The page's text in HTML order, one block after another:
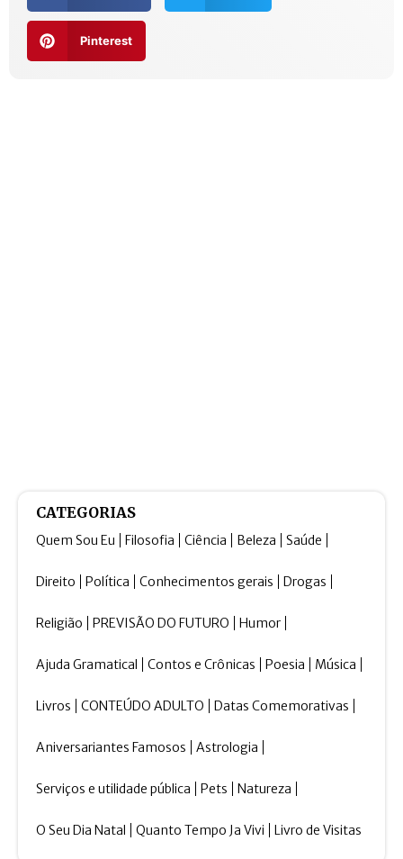
Pinterest
CATEGORIAS
Quem Sou Eu Filosofia Ciência Beleza Saúde
Direito Política Conhecimentos gerais Drogas
Religião PREVISÃO DO FUTURO Humor
Ajuda Gramatical Contos e Crônicas Poesia Música
Livros CONTEÚDO ADULTO Datas Comemorativas
Aniversariantes Famosos Astrologia
Serviços e utilidade pública Pets Natureza
O Seu Dia Natal Quanto Tempo Ja Vivi Livro de Visitas